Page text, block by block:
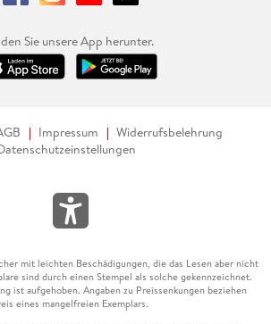
Sie unsere App herunter.
Impressum
Widerrufsbelehrung
mit leichten Beschädigungen, die das Lesen aber nicht
sind durch einen Stempel als solche gekennzeichnet.
ist aufgehoben. Angaben zu Preissenkungen beziehen
eines mangelfreien Exemplars.